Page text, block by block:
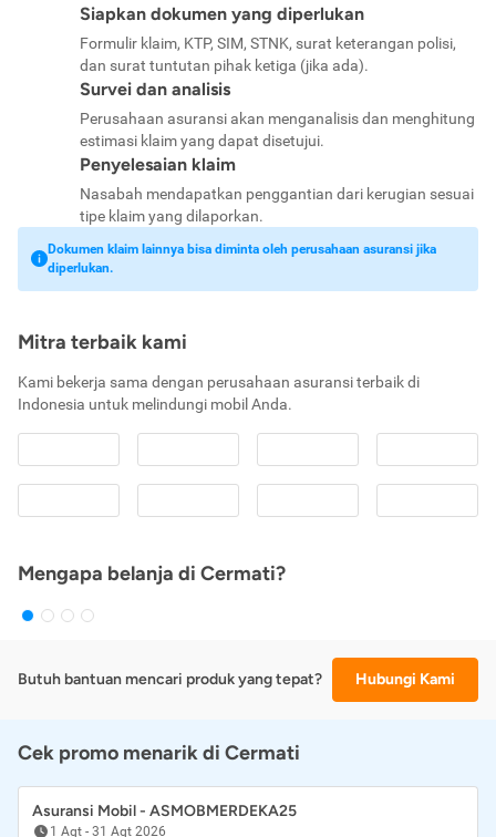
Siapkan dokumen yang diperlukan
Formulir klaim, KTP, SIM, STNK, surat keterangan polisi,
dan surat tuntutan pihak ketiga (jika ada).
Survei dan analisis
Perusahaan asuransi akan menganalisis dan menghitung
estimasi klaim yang dapat disetujui.
Penyelesaian klaim
Nasabah mendapatkan penggantian dari kerugian sesuai
tipe klaim yang dilaporkan.
Dokumen klaim lainnya bisa diminta oleh perusahaan asuransi jika
diperlukan.
Mitra terbaik kami
Kami bekerja sama dengan perusahaan asuransi terbaik di
Indonesia untuk melindungi mobil Anda.
Mengapa belanja di Cermati?
Butuh bantuan mencari produk yang tepat? Hubungi Kami
Cek promo menarik di Cermati
Asuransi Mobil - ASMOBMERDEKA25
1 Agt - 31 Agt 2026